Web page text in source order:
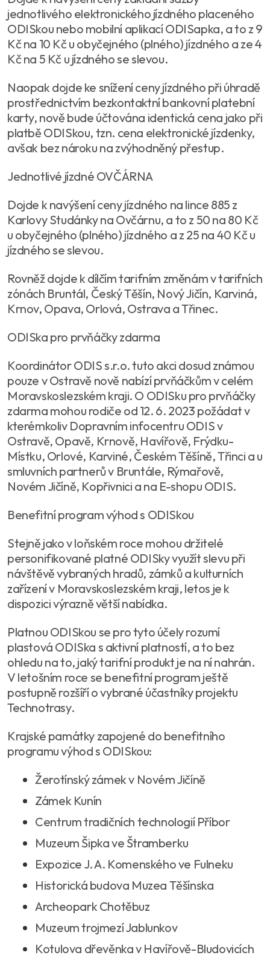
jednotlivého elektronického jízdného placeného
ODISkou nebo mobilní aplikací ODISapka, a to z 9
Kč na 10 Kč u obyčejného (plného) jízdného a ze 4
Kč na 5 Kč u jízdného se slevou.
Naopak dojde ke snížení ceny jízdného při úhradě
prostřednictvím bezkontaktní bankovní platební
karty, nově bude účtována identická cena jako při
platbě ODISkou, tzn. cena elektronické jízdenky,
avšak bez nároku na zvýhodněný přestup.
Jednotlivé jízdné OVČÁRNA
Dojde k navýšení ceny jízdného na lince 885 z
Karlovy Studánky na Ovčárnu, a to z 50 na 80 Kč
u obyčejného (plného) jízdného a z 25 na 40 Kč u
jízdného se slevou.
Rovněž dojde k dílčím tarifním změnám v tarifních
zónách Bruntál, Český Těšín, Nový Jičín, Karviná,
Krnov, Opava, Orlová, Ostrava a Třinec.
ODISka pro prvňáčky zdarma
Koordinátor ODIS s.r.o. tuto akci dosud známou
pouze v Ostravě nově nabízí prvňáčkům v celém
Moravskoslezském kraji. O ODISku pro prvňáčky
zdarma mohou rodiče od 12. 6. 2023 požádat v
kterémkoliv Dopravním infocentru ODIS v
Ostravě, Opavě, Krnově, Havířově, Frýdku-
Místku, Orlové, Karviné, Českém Těšíně, Třinci a u
smluvních partnerů v Bruntále, Rýmařově,
Novém Jičíně, Kopřivnici a na E-shopu ODIS.
Benefitní program výhod s ODISkou
Stejně jako v loňském roce mohou držitelé
personifikované platné ODISky využít slevu při
návštěvě vybraných hradů, zámků a kulturních
zařízení v Moravskoslezském kraji, letos je k
dispozici výrazně větší nabídka.
Platnou ODISkou se pro tyto účely rozumí
plastová ODISka s aktivní platností, a to bez
ohledu na to, jaký tarifní produkt je na ní nahrán.
V letošním roce se benefitní program ještě
postupně rozšíří o vybrané účastníky projektu
Technotrasy.
Krajské památky zapojené do benefitního
programu výhod s ODISkou:
Žerotínský zámek v Novém Jičíně
Zámek Kunín
Centrum tradičních technologií Příbor
Muzeum Šipka ve Štramberku
Expozice J. A. Komenského ve Fulneku
Historická budova Muzea Těšínska
Archeopark Chotěbuz
Muzeum trojmezí Jablunkov
Kotulova dřevěnka v Havířově-Bludovicích